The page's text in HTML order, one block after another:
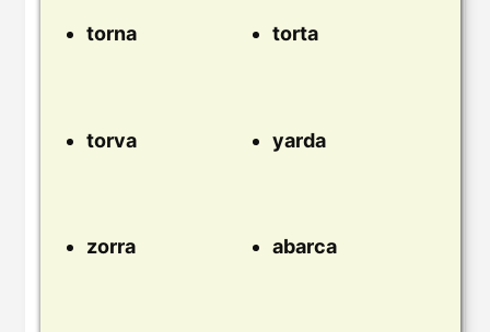
torna torta
torva yarda
zorra abarca